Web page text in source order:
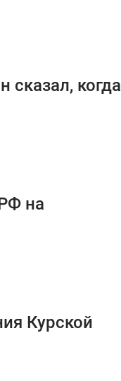
сказал, когда
на
Курской